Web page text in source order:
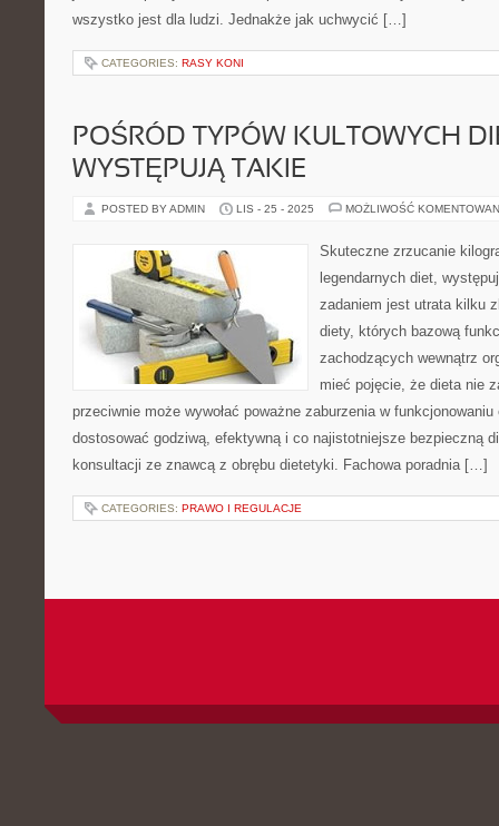
wszystko jest dla ludzi. Jednakże jak uchwycić […]
CATEGORIES: RASY KONI
POŚRÓD TYPÓW KULTOWYCH
WYSTĘPUJĄ TAKIE
POSTED BY ADMIN LIS - 25 - 2025 MOŻLIWOŚĆ
Skuteczne zrzucanie
legendarnych diet,
zadaniem jest utrata kilku
diety, których bazową
zachodzących wewnątrz
mieć pojęcie, że dieta nie
przeciwnie może wywołać poważne zaburzenia w
dostosować godziwą, efektywną i co najistotniejsze bezpieczną
konsultacji ze znawcą z obrębu dietetyki. Fachowa poradnia […]
CATEGORIES: PRAWO I REGULACJE